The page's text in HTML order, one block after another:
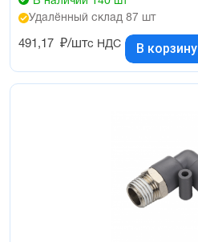
Удалённый склад 87 шт
491,17 ₽/штс НДС В корзину